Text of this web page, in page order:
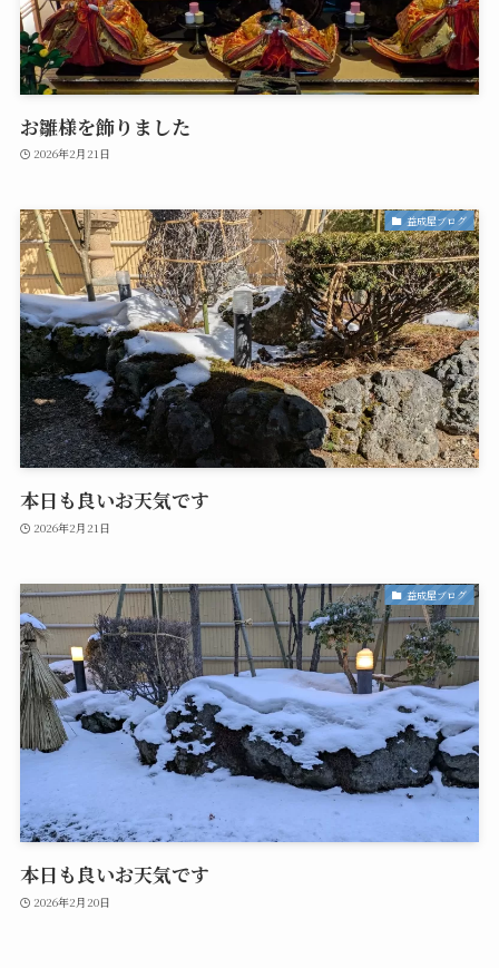
お雛様を飾りました
2026年2月21日
益成屋ブログ
本日も良いお天気です
2026年2月21日
益成屋ブログ
本日も良いお天気です
2026年2月20日